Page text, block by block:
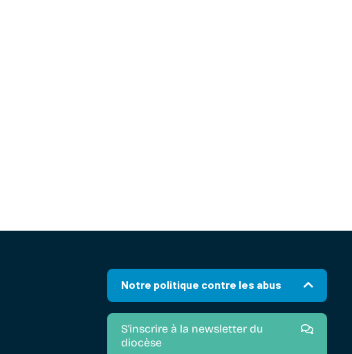
Notre politique contre les abus
S'inscrire à la newsletter du
diocèse